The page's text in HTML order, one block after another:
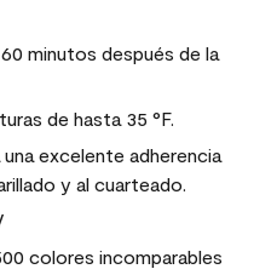
minutos después de la
de hasta 35 °F.
una excelente adherencia
y al cuarteado.
colores incomparables